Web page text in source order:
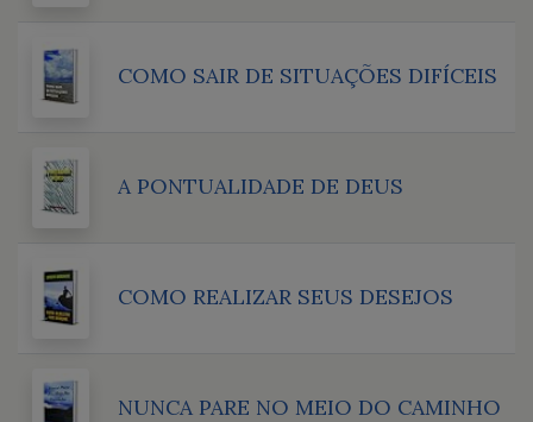
COMO SAIR DE SITUAÇÕES DIFÍCEIS
A PONTUALIDADE DE DEUS
COMO REALIZAR SEUS DESEJOS
NUNCA PARE NO MEIO DO CAMINHO